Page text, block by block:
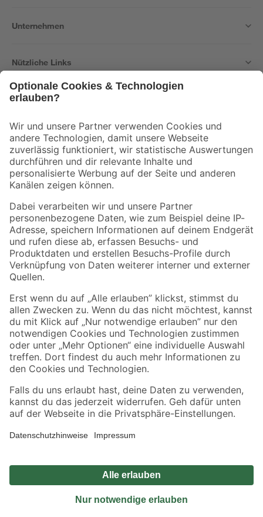
Unternehmen
Nützliche Links
Der toom Newsletter: Keine Angebote und Aktionen mehr verpassen!
Zur Newsletter Anmeldung
Folge uns
Zahlungsarten Versandarten
Sicher einkaufen
Jetzt die toom-App herunterladen
Alle Preisangaben in EUR inkl. gesetzl. MwSt.. Die dargestellten Angebote sind unter
Umständen nicht in allen Märkten verfügbar. Die angegebenen Verfügbarkeiten beziehen
Produkte nur solange der Vorrat reicht.
*Paketversand ab 59 € versandkostenfrei, gilt nicht für Artikel mit Speditionsversand, hier
Privatsphäre Impressum
Nutzungsbedingungen
Widerrufsrecht
Vertrag widerrufen